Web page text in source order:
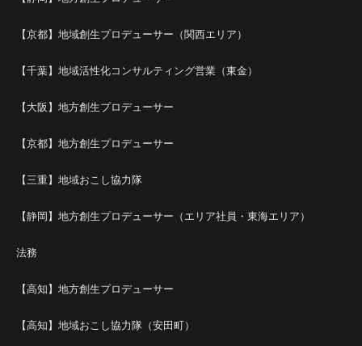
【京都】地域創生プロデューサー（関西エリア）
【千葉】地域活性化コンサルティング営業（東金）
【大阪】地方創生プロデューサー
【京都】地方創生プロデューサー
【三重】地域おこし協力隊
【静岡】地方創生プロデューサー（エリア社員・東海エリア）
法務
【高知】地方創生プロデューサー
【高知】地域おこし協力隊（安田町）